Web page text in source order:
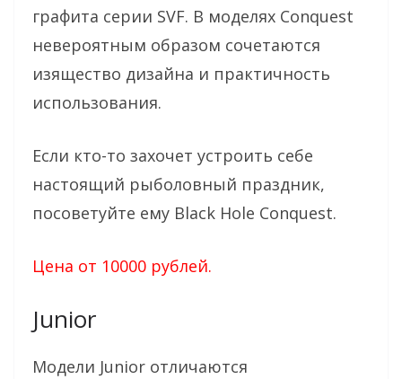
графита серии SVF. В моделях Conquest
невероятным образом сочетаются
изящество дизайна и практичность
использования.
Если кто-то захочет устроить себе
настоящий рыболовный праздник,
посоветуйте ему Black Hole Conquest.
Цена от 10000 рублей.
Junior
Модели Junior отличаются